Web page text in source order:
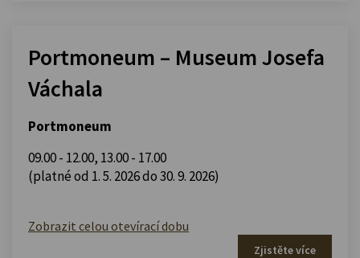
Portmoneum – Museum Josefa
Váchala
Portmoneum
09.00 - 12.00, 13.00 - 17.00
(platné od 1. 5. 2026 do 30. 9. 2026)
Zobrazit celou otevírací dobu
Zjistěte více